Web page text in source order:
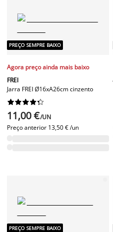
PREÇO SEMPRE BAIXO
Agora preço ainda mais baixo
FREI
Jarra FREI Ø16xA26cm cinzento






11,00 €/UN
Preço anterior 13,50 € /un
PREÇO SEMPRE BAIXO